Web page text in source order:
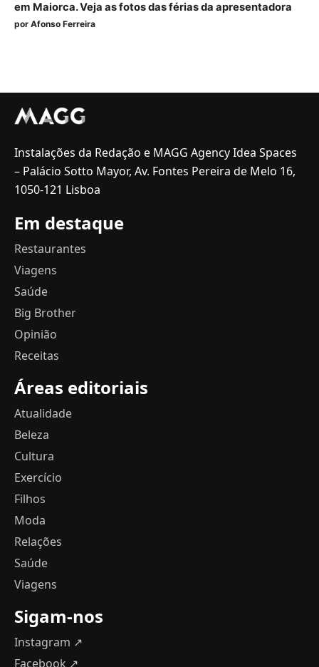
em Maiorca. Veja as fotos das férias da apresentadora
por Afonso Ferreira
Instalações da Redação e MAGG Agency Idea Spaces
– Palácio Sotto Mayor, Av. Fontes Pereira de Melo 16,
1050-121 Lisboa
Em destaque
Restaurantes
Viagens
Saúde
Big Brother
Opinião
Receitas
Áreas editoriais
Atualidade
Beleza
Cultura
Exercício
Filhos
Moda
Relações
Saúde
Viagens
Sigam-nos
Instagram ↗
Facebook ↗